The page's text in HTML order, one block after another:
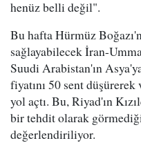
henüz belli değil".
Bu hafta Hürmüz
sağlayabilecek İran-
Suudi Arabistan'ın
fiyatını 50 sent
yol açtı. Bu, Riyad'ın
bir tehdit olarak
değerlendiriliyor.